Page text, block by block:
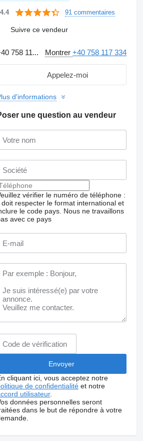
4.4 91 commentaires
Suivre ce vendeur
758 11... Montrer+40 758 117 334
Appelez-moi
d'informations
une question au vendeur
vérifier le numéro de téléphone :
doit respecter le format international et
le code pays. Nous ne travaillons
avec ce pays
cliquant ici, vous acceptez notre
de confidentialité et notre
utilisateur.
données personnelles seront
dans le but de répondre à votre